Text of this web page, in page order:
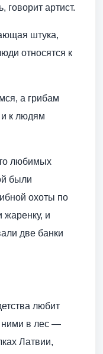
говорит артист.
штука,
относятся к
а грибам
к людям
любимых
были
охоты по
жаренку, и
две банки
любит
ними в лес —
Латвии,